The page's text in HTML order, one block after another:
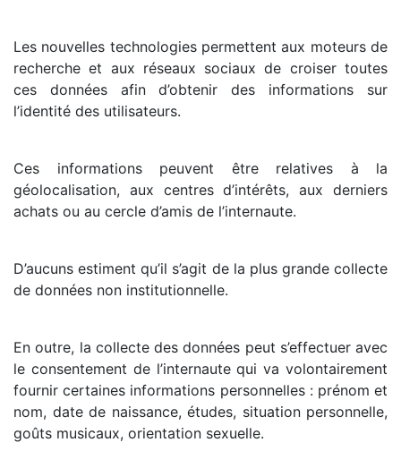
Les nouvelles technologies permettent aux moteurs de
recherche et aux réseaux sociaux de croiser toutes
ces données afin d’obtenir des informations sur
l’identité des utilisateurs.
Ces informations peuvent être relatives à la
géolocalisation, aux centres d’intérêts, aux derniers
achats ou au cercle d’amis de l’internaute.
D’aucuns estiment qu’il s’agit de la plus grande collecte
de données non institutionnelle.
En outre, la collecte des données peut s’effectuer avec
le consentement de l’internaute qui va volontairement
fournir certaines informations personnelles : prénom et
nom, date de naissance, études, situation personnelle,
goûts musicaux, orientation sexuelle.